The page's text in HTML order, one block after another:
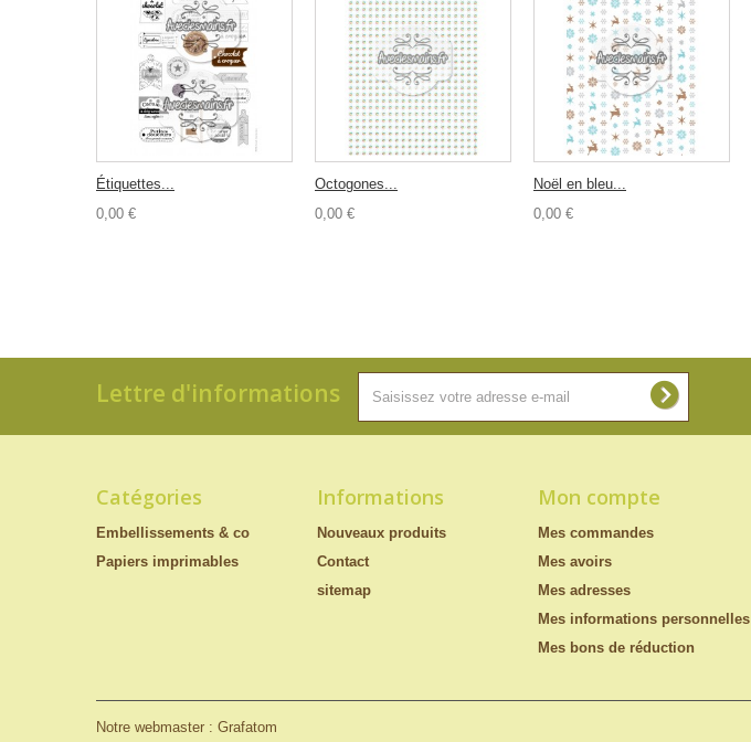
Étiquettes...
0,00 €
Octogones...
0,00 €
Noël en bleu...
0,00 €
Lettre d'informations
Catégories
Embellissements & co
Papiers imprimables
Informations
Nouveaux produits
Contact
sitemap
Notre webmaster : Grafatom
Mon compte
Mes commandes
Mes avoirs
Mes adresses
Mes informations personnelles
Mes bons de réduction